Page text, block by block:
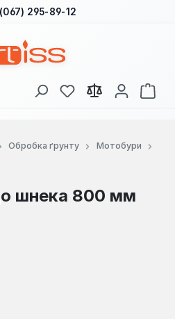
295-89-12
У вас є 0 у списку
Обробка ґрунту
Мотобури
шнека 800 мм